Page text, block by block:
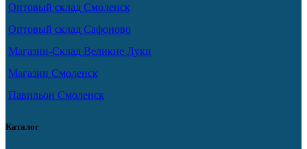
Оптовый склад Смоленск
Оптовый склад Сафоново
Магазин-Склад Великие Луки
Магазин Смоленск
Павильон Смоленск
Каталог